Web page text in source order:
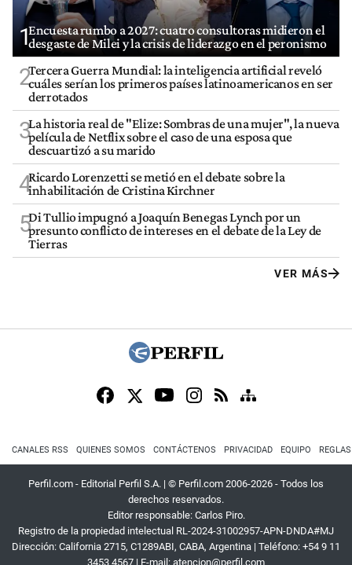
1Encuesta rumbo a 2027: cuatro consultoras midieron el
desgaste de Milei y la crisis de liderazgo en el peronismo
2Tercera Guerra Mundial: la inteligencia artificial reveló
cuáles serían los primeros países latinoamericanos en ser
derrotados
3La historia real de "Elize: Sombras de una mujer", la nueva
película de Netflix sobre el caso de una esposa que
descuartizó a su marido
4Ricardo Lorenzetti se metió en el debate sobre la
inhabilitación de Cristina Kirchner
5Di Tullio impugnó a Joaquín Benegas Lynch por un
presunto conflicto de intereses en el debate de la Ley de
Tierras
VER MÁS
CANALES RSS QUIENES SOMOS CONTÁCTENOS PRIVACIDAD EQUIPO
Perfil.com - Editorial Perfil S.A. | © Perfil.com 2006-2026 - Todos los
derechos reservados.
Editor responsable: Carlos Piro.
Registro de la propiedad intelectual RL-2024-31002957-APN-DNDA#MJ
Dirección: California 2715, C1289ABI, CABA, Argentina | Teléfono: +54 9 11
3453 4567 | E-mail: atencion@perfil.com